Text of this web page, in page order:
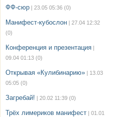
ФФ-сюр | 23.05 05:36 (0)
Манифест-кубослон | 27.04 12:32
(0)
Конференция и презентация |
09.04 01:13 (0)
Открывая «Кулибинарию» | 13.03
05:05 (0)
Загребай! | 20.02 11:39 (0)
Трёх лимериков манифест | 01.01